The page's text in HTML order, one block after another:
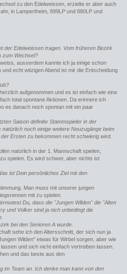
zu den Edelweissen, erzielte er aber auch
in Lampertheim, 899LP und 880LP und
der Edelweissen tragen. Vom früheren Bezirk
zum Wechsel?
ausserdem kannte ich ja einige schon
echt witzigen Abend ist mir die Entscheidung
aufgenommen und es ist einfach wie eine
total spontane Aktionen. Da erinnere ich
es danach noch spontan mit ein paar
Saison definitiv Stammspieler in der
noch einige weitere Neuzugänge beim
Ersten zu bekommen recht schwierig wird.
natürlich in der 1. Mannschaft spielen,
spielen. Es wird schwer, aber nichts ist
ist Dein persönliches Ziel mit den
Man muss mit unserer jungen
mit zu spielen.
Du, dass die "Jungen Wilden" die "Alten
und Volker sind ja nich unbedingt die
bei den Senioren A wurde.
sehe ich den Altersschnitt, der sich nun ja
Wilden" etwas für Wirbel sorgen, aber wie
und sich nicht einfach vertreiben lassen.
und das beste aus den
im Team an. Ich denke man kann von den